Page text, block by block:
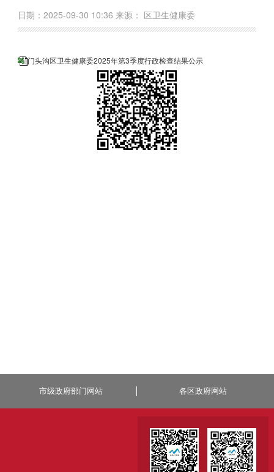
日期：2025-09-30 10:36 来源： 区卫生健康委
门头沟区卫生健康委2025年第3季度行政检查结果公示
市级政府部门网站 各区政府网站